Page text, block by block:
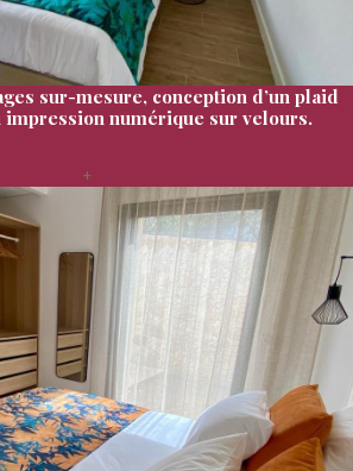
sur-mesure, conception d’un plaid
impression numérique sur velours.
+